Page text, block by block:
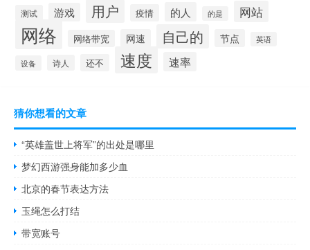
测试 游戏 用户 疫情 的人 的是 网站
网络 网络带宽 网速 自己的 节点 英语
设备 诗人 还不 速度 速率
猜你想看的文章
“英雄盖世上将军”的出处是哪里
梦幻西游强身能加多少血
北京的春节表达方法
玉绳怎么打结
带宽账号